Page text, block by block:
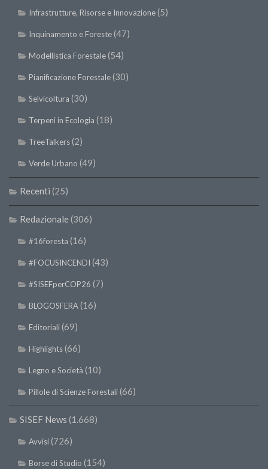
Infrastrutture, Risorse e Innovazione(5)
Inquinamento e Foreste(47)
Modellistica Forestale(54)
Pianificazione Forestale(30)
Selvicoltura (30)
Terpeni in Ecologia (18)
TreeTalkers(2)
Verde Urbano (49)
Recenti (25)
Redazionale (306)
#16foresta (16)
#FOCUSINCENDI (43)
#SISEFperCOP26 (7)
BLOGOSFERA(16)
Editoriali(69)
Highlights(66)
Legno e Società (10)
Pillole di Scienze Forestali(66)
SISEF News (1.668)
Avvisi(726)
Borse di Studio (154)